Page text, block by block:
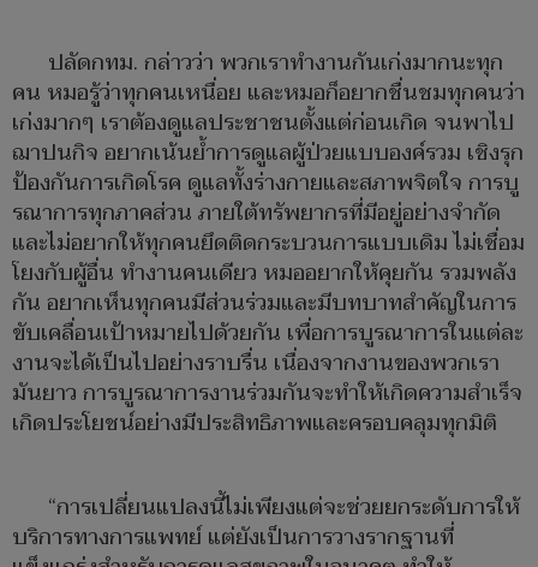
ปลัดกทม. กล่าวว่า พวกเราทำงานกันเก่งมากนะทุก
คน หมอรู้ว่าทุกคนเหนื่อย และหมอก็อยากชื่นชมทุกคนว่า
เก่งมากๆ เราต้องดูแลประชาชนตั้งแต่ก่อนเกิด จนพาไป
ฌาปนกิจ อยากเน้นย้ำการดูแลผู้ป่วยแบบองค์รวม เชิงรุก
ป้องกันการเกิดโรค ดูแลทั้งร่างกายและสภาพจิตใจ การบู
รณาการทุกภาคส่วน ภายใต้ทรัพยากรที่มีอยู่อย่างจำกัด
และไม่อยากให้ทุกคนยึดติดกระบวนการแบบเดิม ไม่เชื่อม
โยงกับผู้อื่น ทำงานคนเดียว หมออยากให้คุยกัน รวมพลัง
กัน อยากเห็นทุกคนมีส่วนร่วมและมีบทบาทสำคัญในการ
ขับเคลื่อนเป้าหมายไปด้วยกัน เพื่อการบูรณาการในแต่ละ
งานจะได้เป็นไปอย่างราบรื่น เนื่องจากงานของพวกเรา
มันยาว การบูรณาการงานร่วมกันจะทำให้เกิดความสำเร็จ
เกิดประโยชน์อย่างมีประสิทธิภาพและครอบคลุมทุกมิติ
“การเปลี่ยนแปลงนี้ไม่เพียงแต่จะช่วยยกระดับการให้
บริการทางการแพทย์ แต่ยังเป็นการวางรากฐานที่